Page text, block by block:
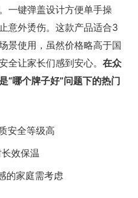
一键弹盖设计方便单手操
意外烫伤。这款产品适合3
景使用，虽然价格略高于国
全让家长们感到安心。 在众
“哪个牌子好”问题下的热门
安全等级高
效保温
的家庭需考虑